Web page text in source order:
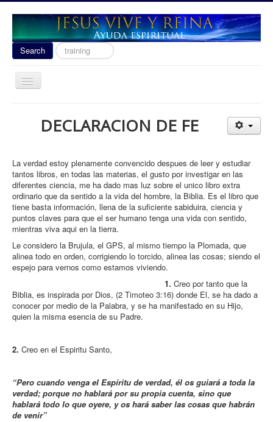
Search
Search
...
Toggle
Las señales del fin 2020
Escuela de Guerra
Temas
Youtube
donacion
Contact
DECLARACION DE FE
La verdad estoy plenamente convencido despues de leer y estudiar
tantos libros, en todas las materias, el gusto por investigar en las
diferentes ciencia, me ha dado mas luz sobre el unico libro extra
ordinario que da sentido a la vida del hombre, la Biblia. Es el libro que
tiene basta información, llena de la suficiente sabiduira, ciencia y
puntos claves para que el ser humano tenga una vida con sentido,
mientras viva aqui en la tierra.
Le considero la Brujula, el GPS, al mismo tiempo la Plomada, que
alinea todo en orden, corrigiendo lo torcido, alinea las cosas; siendo el
espejo para vernos como estamos viviendo.
1. Creo por tanto que la
Biblia, es inspirada por Dios, (2 Timoteo 3:16) donde El, se ha dado a
conocer por medio de la Palabra, y se ha manifestado en su Hijo,
quien la misma esencia de su Padre.
2. Creo en el Espiritu Santo,
“Pero cuando venga el Espíritu de verdad, él os guiará a toda la
verdad; porque no hablará por su propia cuenta, sino que
hablará todo lo que oyere, y os hará saber las cosas que habrán
de venir”